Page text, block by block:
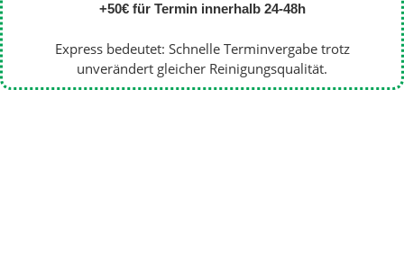
+50€ für Termin innerhalb 24-48h
Express bedeutet: Schnelle Terminvergabe trotz
unverändert gleicher Reinigungsqualität.